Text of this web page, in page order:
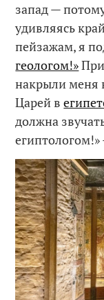
запад —
удивляясь
пейзажам, я
геологом!»
накрыли меня
Царей в
должна
египтологом!»